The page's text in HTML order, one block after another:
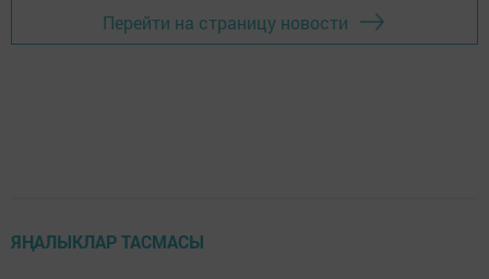
Перейти на страницу новости
ЯҢАЛЫКЛАР ТАСМАСЫ